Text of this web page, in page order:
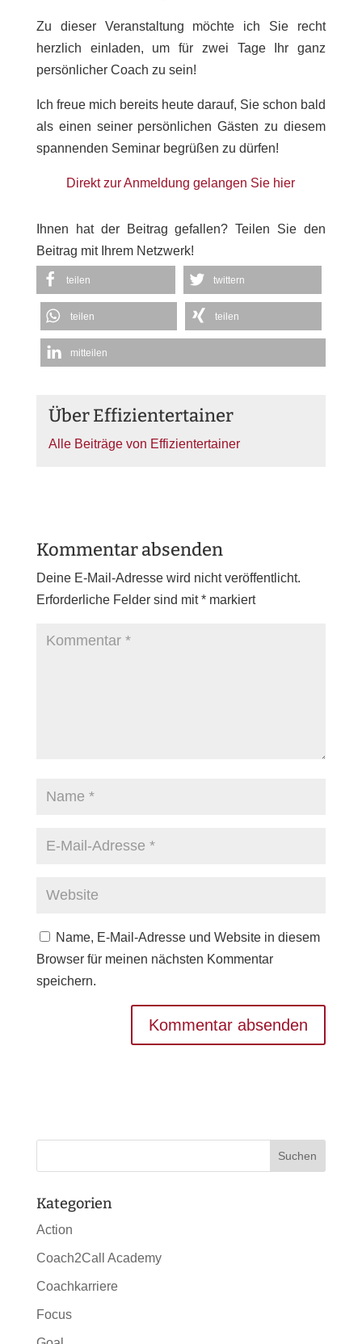
Zu dieser Veranstaltung möchte ich Sie recht
herzlich einladen, um für zwei Tage Ihr ganz
persönlicher Coach zu sein!
Ich freue mich bereits heute darauf, Sie schon bald
als einen seiner persönlichen Gästen zu diesem
spannenden Seminar begrüßen zu dürfen!
Direkt zur Anmeldung gelangen Sie hier
Ihnen hat der Beitrag gefallen? Teilen Sie den
Beitrag mit Ihrem Netzwerk!
teilen twittern
teilen teilen
mitteilen
Über Effizientertainer
Alle Beiträge von Effizientertainer
Kommentar absenden
Deine E-Mail-Adresse wird nicht veröffentlicht.
Erforderliche Felder sind mit*markiert
Name, E-Mail-Adresse und Website in diesem
Browser für meinen nächsten Kommentar
speichern.
Kategorien
Action
Coach2Call Academy
Coachkarriere
Focus